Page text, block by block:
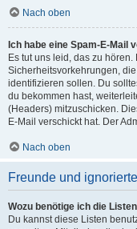
Nach oben
Ich habe eine Spam-E-Mail
Es tut uns leid, das zu
Sicherheitsvorkehrungen,
identifizieren sollen. Du
du bekommen hast,
(Headers) mitzuschicken.
E-Mail verschickt hat. Der
Nach oben
Freunde und
Wozu benötige ich die
Du kannst diese Listen